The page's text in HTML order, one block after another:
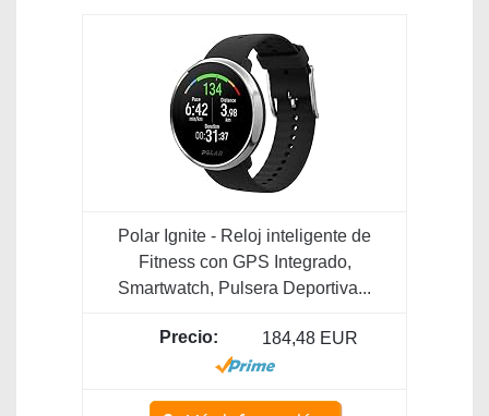
Polar Ignite - Reloj inteligente de
Fitness con GPS Integrado,
Smartwatch, Pulsera Deportiva...
184,48 EUR